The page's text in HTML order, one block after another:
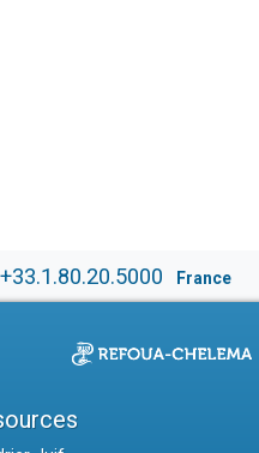
+33.1.80.20.5000 France